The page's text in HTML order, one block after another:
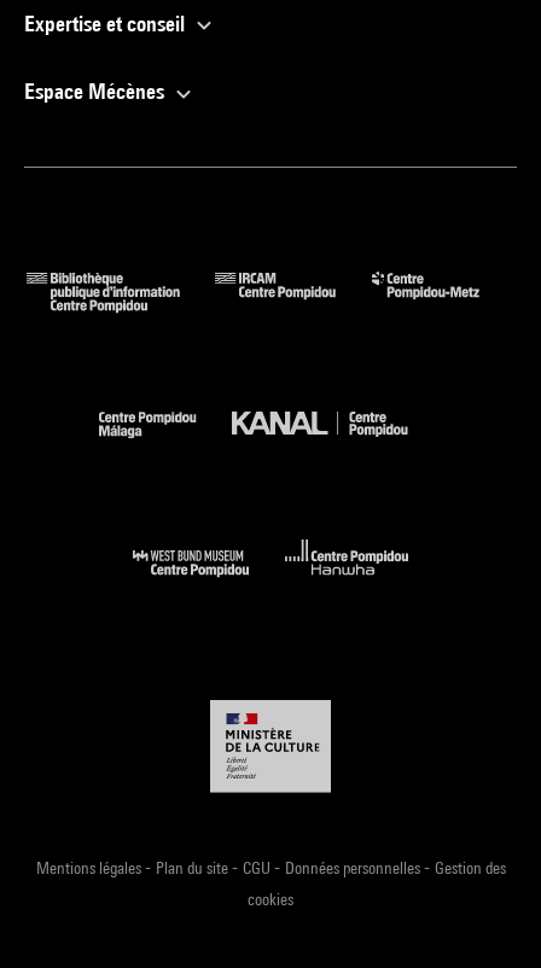
Expertise et conseil
Espace Mécènes
Mentions légales- Plan du site- CGU - Données personnelles- Gestion des
cookies